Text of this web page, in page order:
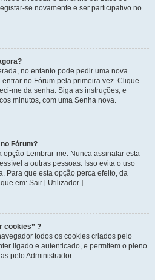
se novamente e ser participativo no
no entanto pode pedir uma nova.
no Fórum pela primeira vez. Clique
me da senha. Siga as instruções, e
minutos, com uma Senha nova.
Fórum?
opção Lembrar-me. Nunca assinalar esta
a outras pessoas. Isso evita o uso
Para que esta opção perca efeito, da
em: Sair [ Utilizador ]
cookies” ?
todos os cookies criados pelo
ligado e autenticado, e permitem o pleno
pelo Administrador.